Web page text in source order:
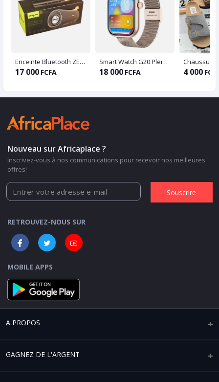
Enceinte Bluetooth ZEALOT S30 Portable Noir
17 000 FCFA
Smart Watch G20 Plein écran OLED
18 000 FCFA 4 000
Nouveau sur Africaplace ?
Inscrivez-vous à nos communications pour recevoir nos meilleures
offres!
Souscrire
RETROUVEZ-NOUS SUR
MOBILE APPS
A PROPOS
Qui sommes-nous ?
GAGNEZ DE L'ARGENT